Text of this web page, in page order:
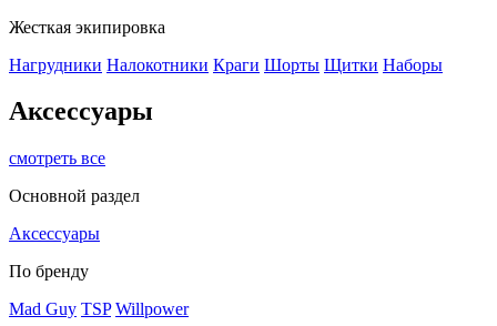
Жесткая экипировка
Нагрудники Налокотники Краги Шорты Щитки Наборы
Аксессуары
смотреть все
Основной раздел
Аксессуары
По бренду
Mad Guy TSP Willpower